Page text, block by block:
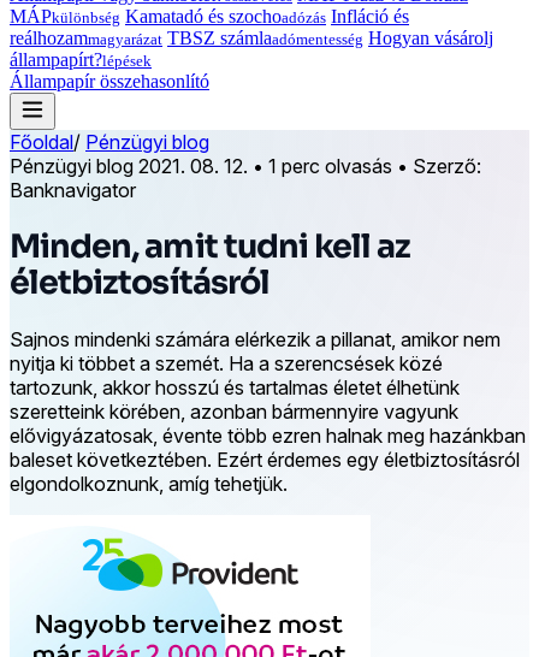
MÁPkülönbség Kamatadó és szochoadózás Infláció és
reálhozammagyarázat TBSZ számlaadómentesség Hogyan vásárolj
állampapírt?lépések
Állampapír összehasonlító
Főoldal/ Pénzügyi blog
Pénzügyi blog 2021. 08. 12. • 1 perc olvasás • Szerző:
Banknavigator
Minden, amit tudni kell az
életbiztosításról
Sajnos mindenki számára elérkezik a pillanat, amikor nem
nyitja ki többet a szemét. Ha a szerencsések közé
tartozunk, akkor hosszú és tartalmas életet élhetünk
szeretteink körében, azonban bármennyire vagyunk
elővigyázatosak, évente több ezren halnak meg hazánkban
baleset következtében. Ezért érdemes egy életbiztosításról
elgondolkoznunk, amíg tehetjük.